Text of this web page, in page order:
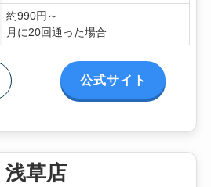
約990円～
月に20回通った場合
公式サイト
草店